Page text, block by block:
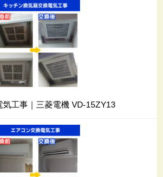
工事｜三菱電機 VD-15ZY13